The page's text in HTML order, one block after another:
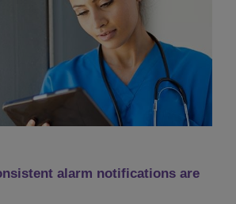
alarm notifications are